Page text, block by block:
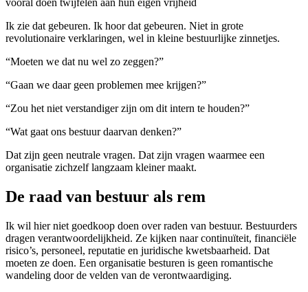
vooral doen twijfelen aan hun eigen vrijheid
Ik zie dat gebeuren. Ik hoor dat gebeuren. Niet in grote
revolutionaire verklaringen, wel in kleine bestuurlijke zinnetjes.
“Moeten we dat nu wel zo zeggen?”
“Gaan we daar geen problemen mee krijgen?”
“Zou het niet verstandiger zijn om dit intern te houden?”
“Wat gaat ons bestuur daarvan denken?”
Dat zijn geen neutrale vragen. Dat zijn vragen waarmee een
organisatie zichzelf langzaam kleiner maakt.
De raad van bestuur als rem
Ik wil hier niet goedkoop doen over raden van bestuur. Bestuurders
dragen verantwoordelijkheid. Ze kijken naar continuïteit, financiële
risico’s, personeel, reputatie en juridische kwetsbaarheid. Dat
moeten ze doen. Een organisatie besturen is geen romantische
wandeling door de velden van de verontwaardiging.